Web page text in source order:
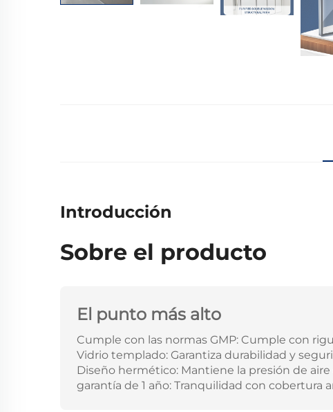
Introducción
Sobre el producto
El punto más alto
Cumple con las normas GMP: Cumple con
Vidrio templado: Garantiza durabilidad y
Diseño hermético: Mantiene la presión de
garantía de 1 año: Tranquilidad con cobertura